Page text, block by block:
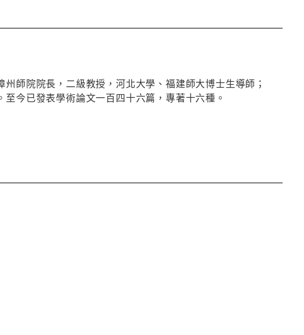
師院院長，二級教授，河北大學、福建師大博士生導師；
今已發表學術論文一百四十六篇，專著十六種。